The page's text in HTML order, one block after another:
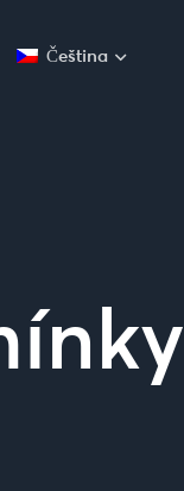
Čeština